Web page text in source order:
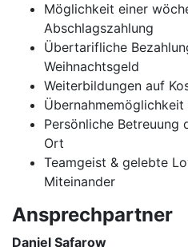
Möglichkeit einer
Abschlagszahlung
Übertarifliche
Weihnachtsgeld
Weiterbildungen auf
Persönliche Betreuung
Ort
Teamgeist & gelebte
Miteinander
Ansprechpartner
Daniel Safarow